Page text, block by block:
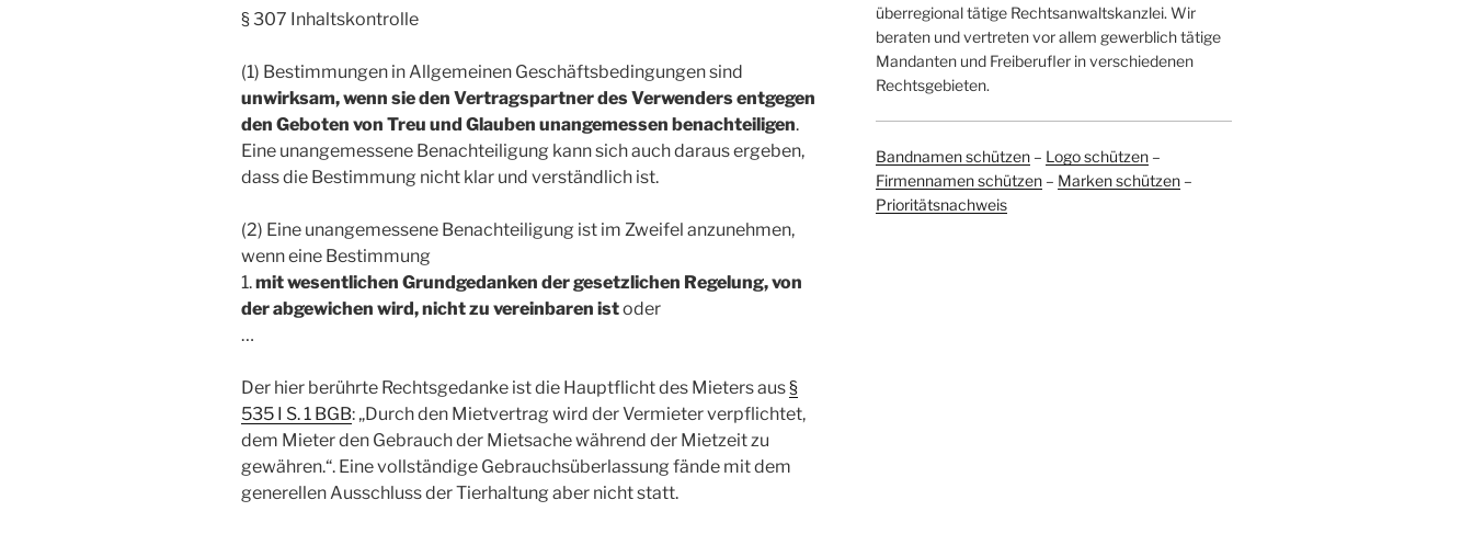
§ 307 Inhaltskontrolle
(1) Bestimmungen in Allgemeinen Geschäftsbedingungen sind
unwirksam, wenn sie den Vertragspartner des Verwenders entgegen
den Geboten von Treu und Glauben unangemessen benachteiligen.
Eine unangemessene Benachteiligung kann sich auch daraus ergeben,
dass die Bestimmung nicht klar und verständlich ist.
(2) Eine unangemessene Benachteiligung ist im Zweifel anzunehmen,
wenn eine Bestimmung
1.mit wesentlichen Grundgedanken der gesetzlichen Regelung, von
der abgewichen wird, nicht zu vereinbaren istoder
…
Der hier berührte Rechtsgedanke ist die Hauptflicht des Mieters aus§
535 I S. 1 BGB: „Durch den Mietvertrag wird der Vermieter verpflichtet,
dem Mieter den Gebrauch der Mietsache während der Mietzeit zu
gewähren.“. Eine vollständige Gebrauchsüberlassung fände mit dem
generellen Ausschluss der Tierhaltung aber nicht statt.
überregional tätige Rechtsanwaltskanzlei. Wir
beraten und vertreten vor allem gewerblich tätige
Mandanten und Freiberufler in verschiedenen
Rechtsgebieten.
Bandnamen schützen– Logo schützen–
Firmennamen schützen– Marken schützen–
Prioritätsnachweis